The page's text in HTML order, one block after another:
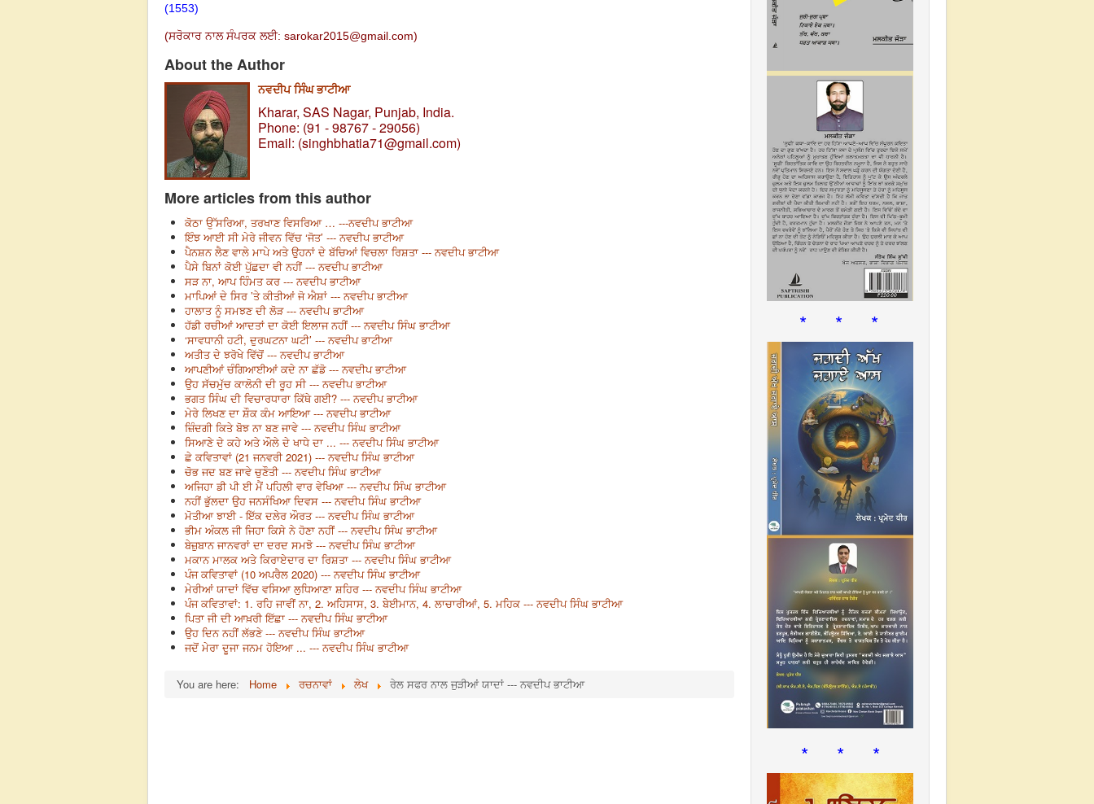
(1553)
(ਸਰੋਕਾਰ ਨਾਲ ਸੰਪਰਕ ਲਈ: sarokar2015@gmail.com)
About the Author
ਨਵਦੀਪ ਸਿੰਘ ਭਾਟੀਆ
Kharar, SAS Nagar, Punjab, India.
Phone: (91 - 98767 - 29056)
Email: (singhbhatia71@gmail.com)
More articles from this author
ਕੋਠਾ ਉੱਸਰਿਆ, ਤਰਖਾਣ ਵਿਸਰਿਆ … ---ਨਵਦੀਪ ਭਾਟੀਆ
ਇੰਝ ਆਈ ਸੀ ਮੇਰੇ ਜੀਵਨ ਵਿੱਚ ‘ਜੋਤ’ --- ਨਵਦੀਪ ਭਾਟੀਆ
ਪੈਨਸ਼ਨ ਲੈਣ ਵਾਲੇ ਮਾਪੇ ਅਤੇ ਉਹਨਾਂ ਦੇ ਬੱਚਿਆਂ ਵਿਚਲਾ ਰਿਸ਼ਤਾ --- ਨਵਦੀਪ ਭਾਟੀਆ
ਪੈਸੇ ਬਿਨਾਂ ਕੋਈ ਪੁੱਛਦਾ ਵੀ ਨਹੀਂ --- ਨਵਦੀਪ ਭਾਟੀਆ
ਸੜ ਨਾ, ਆਪ ਹਿੰਮਤ ਕਰ --- ਨਵਦੀਪ ਭਾਟੀਆ
ਮਾਪਿਆਂ ਦੇ ਸਿਰ ’ਤੇ ਕੀਤੀਆਂ ਜੋ ਐਸ਼ਾਂ --- ਨਵਦੀਪ ਭਾਟੀਆ
ਹਾਲਾਤ ਨੂੰ ਸਮਝਣ ਦੀ ਲੋੜ --- ਨਵਦੀਪ ਭਾਟੀਆ
ਹੱਡੀ ਰਚੀਆਂ ਆਦਤਾਂ ਦਾ ਕੋਈ ਇਲਾਜ ਨਹੀਂ --- ਨਵਦੀਪ ਸਿੰਘ ਭਾਟੀਆ
‘ਸਾਵਧਾਨੀ ਹਟੀ, ਦੁਰਘਟਨਾ ਘਟੀ’ --- ਨਵਦੀਪ ਭਾਟੀਆ
ਅਤੀਤ ਦੇ ਝਰੋਖੇ ਵਿੱਚੋਂ --- ਨਵਦੀਪ ਭਾਟੀਆ
ਆਪਣੀਆਂ ਚੰਗਿਆਈਆਂ ਕਦੇ ਨਾ ਛੱਡੋ --- ਨਵਦੀਪ ਭਾਟੀਆ
ਉਹ ਸੱਚਮੁੱਚ ਕਾਲੋਨੀ ਦੀ ਰੂਹ ਸੀ --- ਨਵਦੀਪ ਭਾਟੀਆ
ਭਗਤ ਸਿੰਘ ਦੀ ਵਿਚਾਰਧਾਰਾ ਕਿੱਥੇ ਗਈ? --- ਨਵਦੀਪ ਭਾਟੀਆ
ਮੇਰੇ ਲਿਖਣ ਦਾ ਸ਼ੌਕ ਕੰਮ ਆਇਆ --- ਨਵਦੀਪ ਭਾਟੀਆ
ਜ਼ਿੰਦਗੀ ਕਿਤੇ ਬੋਝ ਨਾ ਬਣ ਜਾਵੇ --- ਨਵਦੀਪ ਸਿੰਘ ਭਾਟੀਆ
ਸਿਆਣੇ ਦੇ ਕਹੇ ਅਤੇ ਔਲੇ ਦੇ ਖਾਧੇ ਦਾ ... --- ਨਵਦੀਪ ਸਿੰਘ ਭਾਟੀਆ
ਛੇ ਕਵਿਤਾਵਾਂ (21 ਜਨਵਰੀ 2021) --- ਨਵਦੀਪ ਸਿੰਘ ਭਾਟੀਆ
ਚੋਭ ਜਦ ਬਣ ਜਾਵੇ ਚੁਣੌਤੀ --- ਨਵਦੀਪ ਸਿੰਘ ਭਾਟੀਆ
ਅਜਿਹਾ ਡੀ ਪੀ ਈ ਮੈਂ ਪਹਿਲੀ ਵਾਰ ਵੇਖਿਆ --- ਨਵਦੀਪ ਸਿੰਘ ਭਾਟੀਆ
ਨਹੀਂ ਭੁੱਲਦਾ ਉਹ ਜਨਸੰਖਿਆ ਦਿਵਸ --- ਨਵਦੀਪ ਸਿੰਘ ਭਾਟੀਆ
ਮੋਤੀਆ ਝਾਈ - ਇੱਕ ਦਲੇਰ ਔਰਤ --- ਨਵਦੀਪ ਸਿੰਘ ਭਾਟੀਆ
ਭੀਮ ਅੰਕਲ ਜੀ ਜਿਹਾ ਕਿਸੇ ਨੇ ਹੋਣਾ ਨਹੀਂ --- ਨਵਦੀਪ ਸਿੰਘ ਭਾਟੀਆ
ਬੇਜ਼ੁਬਾਨ ਜਾਨਵਰਾਂ ਦਾ ਦਰਦ ਸਮਝੋ --- ਨਵਦੀਪ ਸਿੰਘ ਭਾਟੀਆ
ਮਕਾਨ ਮਾਲਕ ਅਤੇ ਕਿਰਾਏਦਾਰ ਦਾ ਰਿਸ਼ਤਾ --- ਨਵਦੀਪ ਸਿੰਘ ਭਾਟੀਆ
ਪੰਜ ਕਵਿਤਾਵਾਂ (10 ਅਪਰੈਲ 2020) --- ਨਵਦੀਪ ਸਿੰਘ ਭਾਟੀਆ
ਮੇਰੀਆਂ ਯਾਦਾਂ ਵਿੱਚ ਵਸਿਆ ਲੁਧਿਆਣਾ ਸ਼ਹਿਰ --- ਨਵਦੀਪ ਸਿੰਘ ਭਾਟੀਆ
ਪੰਜ ਕਵਿਤਾਵਾਂ: 1. ਰਹਿ ਜਾਵੀਂ ਨਾ, 2. ਅਹਿਸਾਸ, 3. ਬੇਈਮਾਨ, 4. ਲਾਚਾਰੀਆਂ, 5. ਮਹਿਕ --- ਨਵਦੀਪ ਸਿੰਘ ਭਾਟੀਆ
ਪਿਤਾ ਜੀ ਦੀ ਆਖ਼ਰੀ ਇੱਛਾ --- ਨਵਦੀਪ ਸਿੰਘ ਭਾਟੀਆ
ਉਹ ਦਿਨ ਨਹੀਂ ਲੱਭਣੇ --- ਨਵਦੀਪ ਸਿੰਘ ਭਾਟੀਆ
ਜਦੋਂ ਮੇਰਾ ਦੂਜਾ ਜਨਮ ਹੋਇਆ ... --- ਨਵਦੀਪ ਸਿੰਘ ਭਾਟੀਆ
You are here: Home ਰਚਨਾਵਾਂ ਲੇਖ ਰੇਲ ਸਫਰ ਨਾਲ ਜੁੜੀਆਂ ਯਾਦਾਂ --- ਨਵਦੀਪ ਭਾਟੀਆ
* * *
* * *